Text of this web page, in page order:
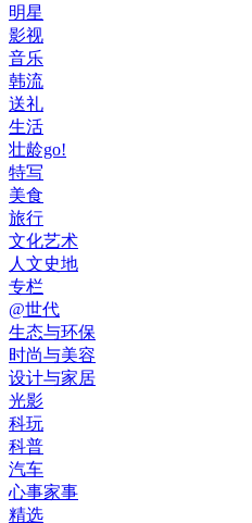
明星
影视
音乐
韩流
送礼
生活
壮龄go!
特写
美食
旅行
文化艺术
人文史地
专栏
@世代
生态与环保
时尚与美容
设计与家居
光影
科玩
科普
汽车
心事家事
精选